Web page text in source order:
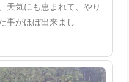
天気にも恵まれて、やり
事がほぼ出来まし